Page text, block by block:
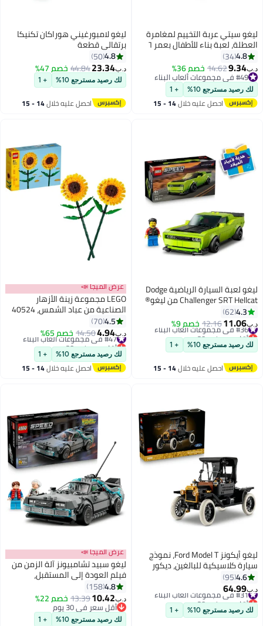
ليغو ‏سيتي عربة التخييم لمغامرة
العطلة، لعبة بناء للأطفال بعمر ٦
سنوات وأكثر (٣٨٥ قطعة) 60454
4.8
34
د.ب‏9.34
14.62خصم 36%
#49 في مجموعات ألعاب البناء
#49 في مجموعات ألعاب البناء
لك رصيد مسترجع 10% + 1
احصل عليه خلال 14 - 15
اغسطس
ليغو لامبورغيني هوراكان تكنيكا
برتقالي قطعة
4.8
50
د.ب‏23.34
44.84خصم 47%
لك رصيد مسترجع 10% + 1
احصل عليه خلال 14 - 15
اغسطس
ليغو لعبة السيارة الرياضية Dodge
Challenger SRT Hellcat من ليغو®
سبيد تشامبيونز، مجموعة نموذج
ومجموعة بناء 77237
4.3
62
د.ب‏11.06
12.16خصم 9% #36 في مجموعات ألعاب البناء
أقل سعر في 30 يوم
#36 في مجموعات ألعاب البناء
لك رصيد مسترجع 10% + 1
احصل عليه خلال 14 - 15
عرض الميجا 📣
LEGO مجموعة زينة الأزهار
الصناعية من عباد الشمس، 40524
(لأعمار 8+, 191 قطعة)
4.5
70
د.ب‏4.94
14.50خصم 65% #47 في مجموعات ألعاب البناء
أقل سعر في 30 يوم
#47 في مجموعات ألعاب البناء
لك رصيد مسترجع 10% + 1
احصل عليه خلال 14 - 15
ليغو أيكونز Ford Model T، نموذج
سيارة كلاسيكية للبالغين، ديكور
بميزات أصلية (١٠٦٠ قطعة) 11376
4.6
95
د.ب‏64.99
#31 في مجموعات ألعاب البناء
أقل سعر في 30 يوم
#31 في مجموعات ألعاب البناء
لك رصيد مسترجع 10% + 1
عرض الميجا 📣
ليغو ‏سبيد تشامبيونز آلة الزمن من
فيلم العودة إلى المستقبل،
مجموعة بناء نموذج سيارة للأطفال
بعمر ٩ سنوات وأكثر (٣٥٧ قطعة)
77256
4.8
158
د.ب‏10.42
13.39خصم 22%
أقل سعر في 30 يوم
أقل سعر في 30 يوم
لك رصيد مسترجع 10% + 1